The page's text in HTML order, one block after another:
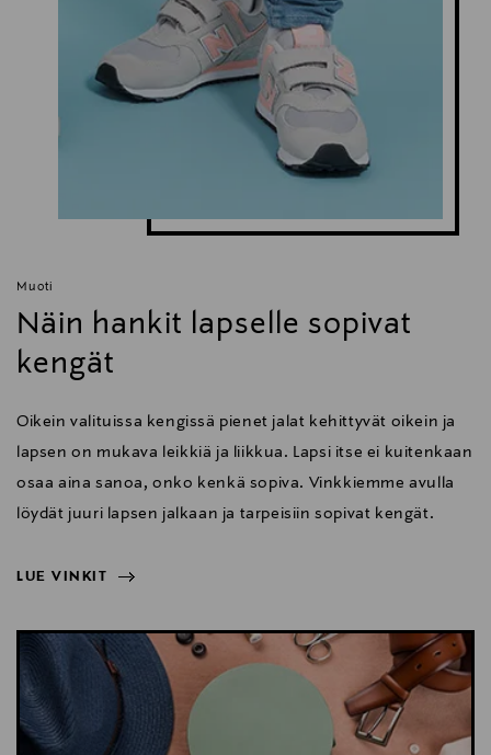
Muoti
Näin hankit lapselle sopivat
kengät
Oikein valituissa kengissä pienet jalat kehittyvät oikein ja
lapsen on mukava leikkiä ja liikkua. Lapsi itse ei kuitenkaan
osaa aina sanoa, onko kenkä sopiva. Vinkkiemme avulla
löydät juuri lapsen jalkaan ja tarpeisiin sopivat kengät.
LUE VINKIT
LUE VINKIT